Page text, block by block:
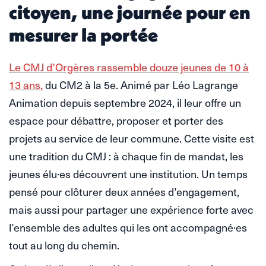
citoyen, une journée pour en
mesurer la portée
Le CMJ d’Orgères rassemble douze jeunes de 10 à
13 ans, du CM2 à la 5e. Animé par Léo Lagrange
Animation depuis septembre 2024, il leur offre un
espace pour débattre, proposer et porter des
projets au service de leur commune. Cette visite est
une tradition du CMJ : à chaque fin de mandat, les
jeunes élu·es découvrent une institution. Un temps
pensé pour clôturer deux années d’engagement,
mais aussi pour partager une expérience forte avec
l’ensemble des adultes qui les ont accompagné·es
tout au long du chemin.